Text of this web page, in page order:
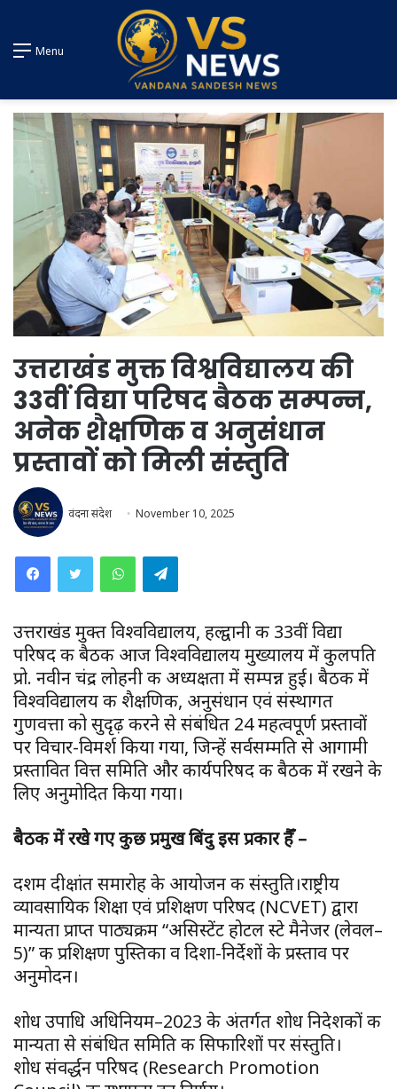
Menu
उत्तराखंड मुक्त विश्वविद्यालय की
33वीं विद्या परिषद बैठक सम्पन्न,
अनेक शैक्षणिक व अनुसंधान
प्रस्तावों को मिली संस्तुति
वंदना संदेश November 10, 2025
WhatsAppTelegram
उत्तराखंड मुक्त विश्वविद्यालय, हल्द्वानी की 33वीं विद्या
परिषद की बैठक आज विश्वविद्यालय मुख्यालय में कुलपति
प्रो. नवीन चंद्र लोहनी की अध्यक्षता में सम्पन्न हुई। बैठक में
विश्वविद्यालय की शैक्षणिक, अनुसंधान एवं संस्थागत
गुणवत्ता को सुदृढ़ करने से संबंधित 24 महत्वपूर्ण प्रस्तावों
पर विचार-विमर्श किया गया, जिन्हें सर्वसम्मति से आगामी
प्रस्तावित वित्त समिति और कार्यपरिषद की बैठक में रखने के
लिए अनुमोदित किया गया।
बैठक में रखे गए कुछ प्रमुख बिंदु इस प्रकार हैँ –
दशम दीक्षांत समारोह के आयोजन की संस्तुति।राष्ट्रीय
व्यावसायिक शिक्षा एवं प्रशिक्षण परिषद (NCVET) द्वारा
मान्यता प्राप्त पाठ्यक्रम “असिस्टेंट होटल स्टे मैनेजर (लेवल–
5)” की प्रशिक्षण पुस्तिका व दिशा-निर्देशों के प्रस्ताव पर
अनुमोदन।
शोध उपाधि अधिनियम–2023 के अंतर्गत शोध निदेशकों की
मान्यता से संबंधित समिति की सिफारिशों पर संस्तुति।
शोध संवर्द्धन परिषद (Research Promotion